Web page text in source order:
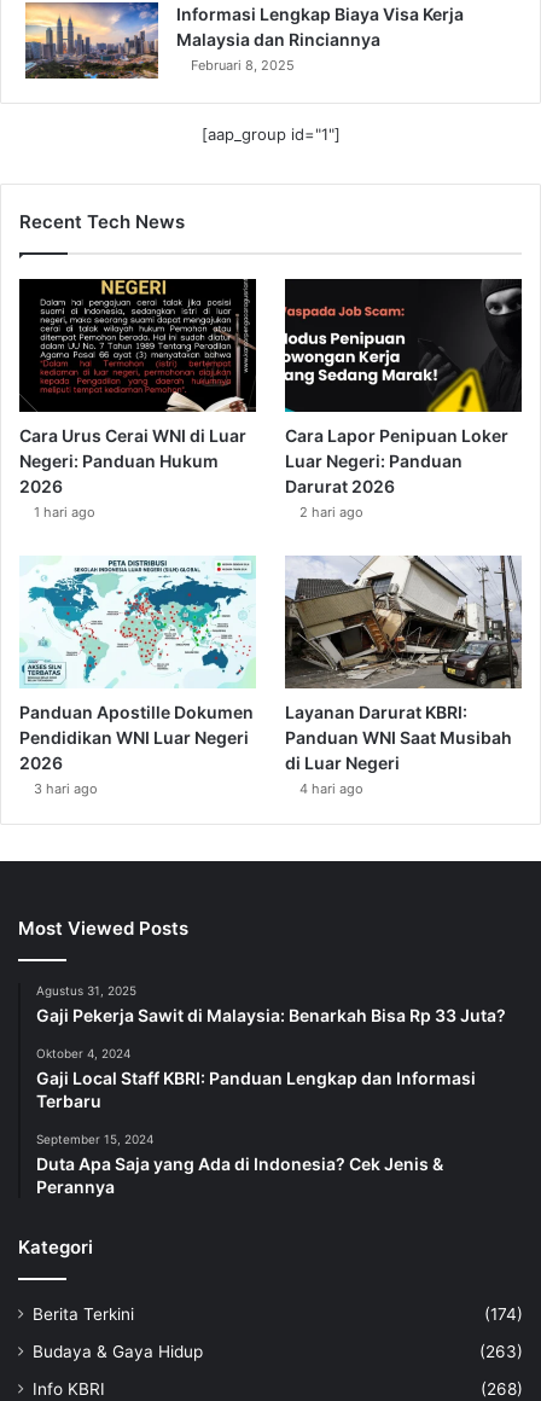
Informasi Lengkap Biaya Visa Kerja
Malaysia dan Rinciannya
Februari 8, 2025
[aap_group id="1"]
Recent Tech News
Cara Urus Cerai WNI di Luar
Negeri: Panduan Hukum
2026
1 hari ago
Cara Lapor Penipuan Loker
Luar Negeri: Panduan
Darurat 2026
2 hari ago
Panduan Apostille Dokumen
Pendidikan WNI Luar Negeri
2026
3 hari ago
Layanan Darurat KBRI:
Panduan WNI Saat Musibah
di Luar Negeri
4 hari ago
Most Viewed Posts
Agustus 31, 2025
Gaji Pekerja Sawit di Malaysia: Benarkah Bisa Rp 33 Juta?
Oktober 4, 2024
Gaji Local Staff KBRI: Panduan Lengkap dan Informasi
Terbaru
September 15, 2024
Duta Apa Saja yang Ada di Indonesia? Cek Jenis &
Perannya
Kategori
Berita Terkini
(174)
Budaya & Gaya Hidup
(263)
Info KBRI
(268)